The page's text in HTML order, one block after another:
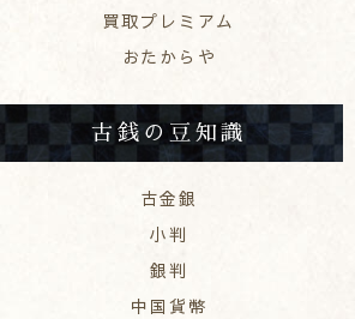
買取プレミアム
おたからや
古銭の豆知識
古金銀
小判
銀判
中国貨幣